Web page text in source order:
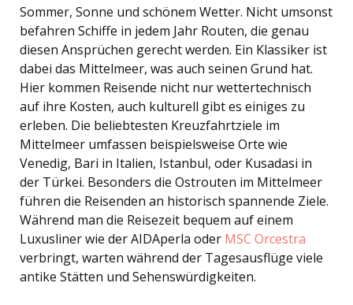
Sommer, Sonne und schönem Wetter. Nicht umsonst
befahren Schiffe in jedem Jahr Routen, die genau
diesen Ansprüchen gerecht werden. Ein Klassiker ist
dabei das Mittelmeer, was auch seinen Grund hat.
Hier kommen Reisende nicht nur wettertechnisch
auf ihre Kosten, auch kulturell gibt es einiges zu
erleben. Die beliebtesten Kreuzfahrtziele im
Mittelmeer umfassen beispielsweise Orte wie
Venedig, Bari in Italien, Istanbul, oder Kusadasi in
der Türkei. Besonders die Ostrouten im Mittelmeer
führen die Reisenden an historisch spannende Ziele.
Während man die Reisezeit bequem auf einem
Luxusliner wie der AIDAperla oder MSC Orcestra
verbringt, warten während der Tagesausflüge viele
antike Stätten und Sehenswürdigkeiten.